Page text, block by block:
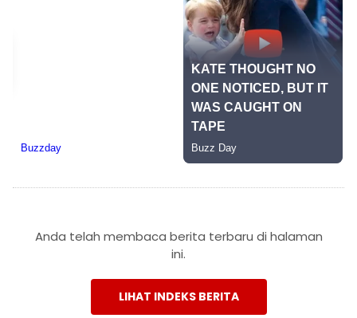
Anda telah membaca berita terbaru di halaman
ini.
LIHAT INDEKS BERITA